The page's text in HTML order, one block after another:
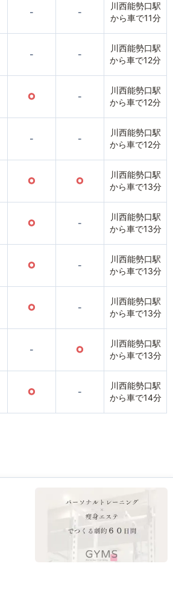
- -
川西能勢口駅
から車で11分
- -
川西能勢口駅
から車で12分
○ -
川西能勢口駅
から車で12分
- -
川西能勢口駅
から車で12分
○ ○
川西能勢口駅
から車で13分
○ -
川西能勢口駅
から車で13分
○ -
川西能勢口駅
から車で13分
○ -
川西能勢口駅
から車で13分
- ○
川西能勢口駅
から車で13分
○ -
川西能勢口駅
から車で14分